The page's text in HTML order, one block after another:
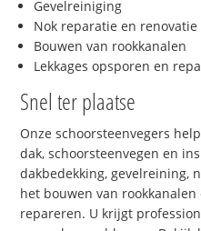
Gevelreiniging
Nok reparatie en renovatie
Bouwen van rookkanalen
Lekkages opsporen en
Snel ter plaatse
Onze schoorsteenvegers
dak, schoorsteenvegen en
dakbedekking, gevelreining,
het bouwen van
repareren. U krijgt